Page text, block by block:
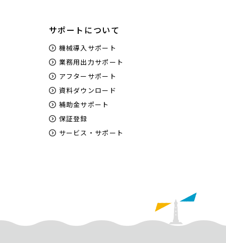
サポートについて
機械導入サポート
業務用出力サポート
アフターサポート
資料ダウンロード
補助金サポート
保証登録
サービス・サポート